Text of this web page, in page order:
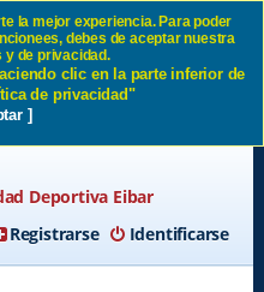
SD
Deportiva Eibar
Identificarse
Registrarse
la mejor experiencia. Para poder
debes de aceptar nuestra
y de privacidad.
clic en la parte inferior de
de privacidad"
]